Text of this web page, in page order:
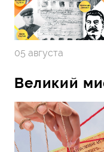
05 августа
Великий